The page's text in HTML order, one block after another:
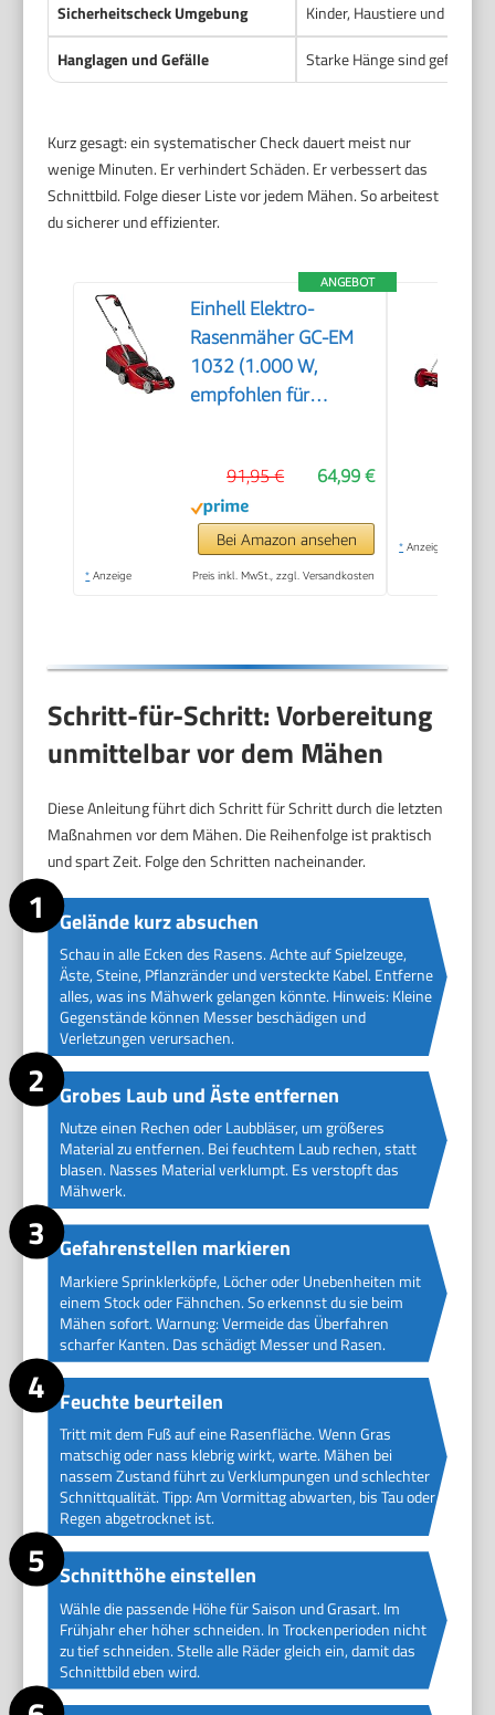
Sicherheitscheck Umgebung
Kinder, Haustiere und
Hanglagen und Gefälle
Starke Hänge sind
Kurz gesagt: ein systematischer Check dauert meist nur
wenige Minuten. Er verhindert Schäden. Er verbessert das
Schnittbild. Folge dieser Liste vor jedem Mähen. So arbeitest
du sicherer und effizienter.
ANGEBOT
Einhell Elektro-
Rasenmäher GC-EM
1032 (1.000 W,
empfohlen für
Einzelrad-
Schnitthöhenverstellung,
klappbarer
Führungsholm, 30 l-
64,99 €
91,95 €
Bei Amazon ansehen
* Anzeige Preis inkl. MwSt., zzgl. Versandkosten
* Anzeige
Schritt-für-Schritt: Vorbereitung
unmittelbar vor dem Mähen
Diese Anleitung führt dich Schritt für Schritt durch die letzten
Maßnahmen vor dem Mähen. Die Reihenfolge ist praktisch
und spart Zeit. Folge den Schritten nacheinander.
Gelände kurz absuchen
Schau in alle Ecken des Rasens. Achte auf Spielzeuge,
Äste, Steine, Pflanzränder und versteckte Kabel. Entferne
alles, was ins Mähwerk gelangen könnte. Hinweis: Kleine
Gegenstände können Messer beschädigen und
Verletzungen verursachen.
Grobes Laub und Äste entfernen
Nutze einen Rechen oder Laubbläser, um größeres
Material zu entfernen. Bei feuchtem Laub rechen, statt
blasen. Nasses Material verklumpt. Es verstopft das
Mähwerk.
Gefahrenstellen markieren
Markiere Sprinklerköpfe, Löcher oder Unebenheiten mit
einem Stock oder Fähnchen. So erkennst du sie beim
Mähen sofort. Warnung: Vermeide das Überfahren
scharfer Kanten. Das schädigt Messer und Rasen.
Feuchte beurteilen
Tritt mit dem Fuß auf eine Rasenfläche. Wenn Gras
matschig oder nass klebrig wirkt, warte. Mähen bei
nassem Zustand führt zu Verklumpungen und schlechter
Schnittqualität. Tipp: Am Vormittag abwarten, bis Tau oder
Regen abgetrocknet ist.
Schnitthöhe einstellen
Wähle die passende Höhe für Saison und Grasart. Im
Frühjahr eher höher schneiden. In Trockenperioden nicht
zu tief schneiden. Stelle alle Räder gleich ein, damit das
Schnittbild eben wird.